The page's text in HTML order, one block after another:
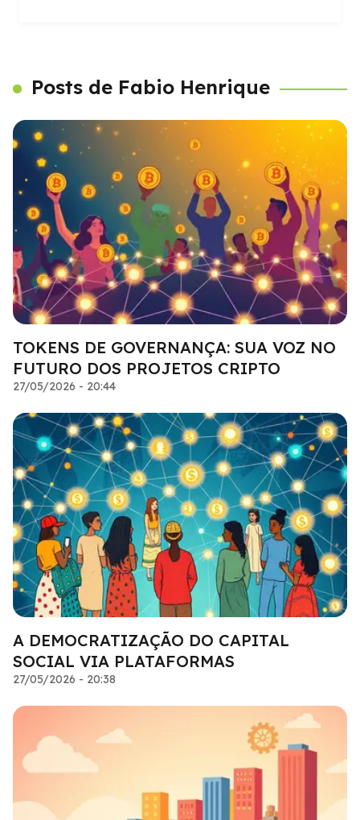
Posts de Fabio Henrique
TOKENS DE GOVERNANÇA: SUA VOZ NO
FUTURO DOS PROJETOS CRIPTO
27/05/2026 - 20:44
A DEMOCRATIZAÇÃO DO CAPITAL
SOCIAL VIA PLATAFORMAS
27/05/2026 - 20:38